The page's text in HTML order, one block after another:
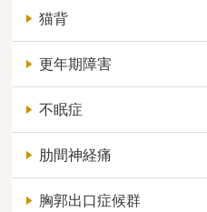
猫背
更年期障害
不眠症
肋間神経痛
胸郭出口症候群